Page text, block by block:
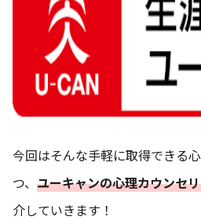
今回はそんな手軽に取得できる
つ、 ユーキャンの心理カウンセ
介していきます！